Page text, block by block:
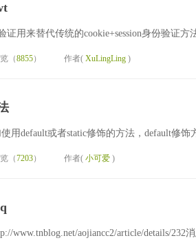
证用来替代传统的cookie+session身份验证方
（8855） 作者( XuLingLing )
用default或者static修饰的方法，default修
（7203） 作者( 小可爱 )
www.tnblog.net/aojiancc2/article/details/232